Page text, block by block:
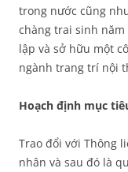
trong nước cũng
chàng trai sinh năm
lập và sở hữu một
ngành trang trí nội
Hoạch định mục
Trao đổi với Thông
nhân và sau đó là